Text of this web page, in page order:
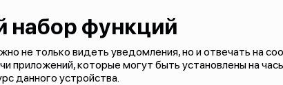
набор функций
не только видеть уведомления, но и отвечать на
приложений, которые могут быть установлены на
данного устройства.